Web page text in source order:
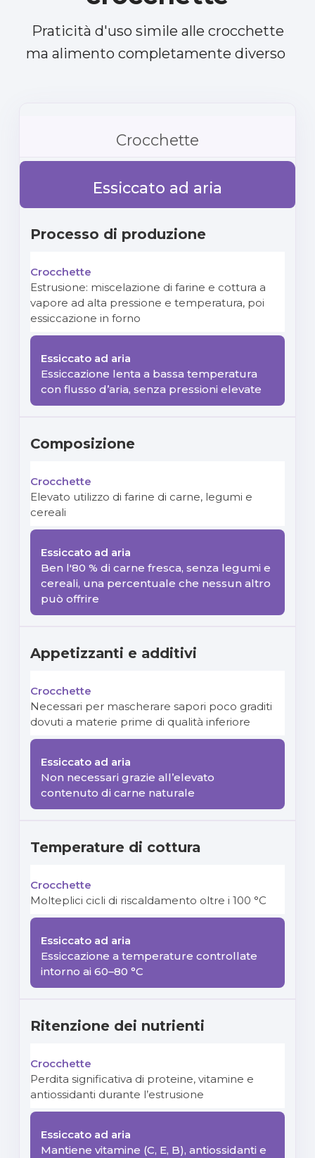
Praticità d'uso simile alle crocchette
ma alimento completamente diverso
Crocchette
Essiccato ad aria
Processo di produzione
Estrusione: miscelazione di farine e cottura a
vapore ad alta pressione e temperatura, poi
essiccazione in forno
Essiccazione lenta a bassa temperatura
con flusso d’aria, senza pressioni elevate
Composizione
Elevato utilizzo di farine di carne, legumi e
cereali
Ben l'80 % di carne fresca, senza legumi e
cereali, una percentuale che nessun altro
può offrire
Appetizzanti e additivi
Necessari per mascherare sapori poco graditi
dovuti a materie prime di qualità inferiore
Non necessari grazie all’elevato
contenuto di carne naturale
Temperature di cottura
Molteplici cicli di riscaldamento oltre i 100 °C
Essiccazione a temperature controllate
intorno ai 60–80 °C
Ritenzione dei nutrienti
Perdita significativa di proteine, vitamine e
antiossidanti durante l’estrusione
Mantiene vitamine (C, E, B), antiossidanti e